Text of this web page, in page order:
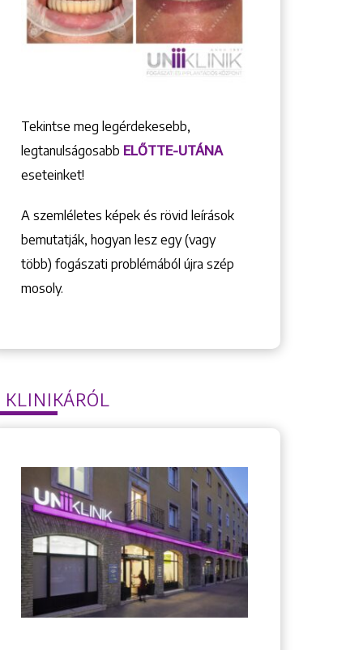
Tekintse meg legérdekesebb,
legtanulságosabb ELŐTTE-UTÁNA
eseteinket!
A szemléletes képek és rövid leírások
bemutatják, hogyan lesz egy (vagy
több) fogászati problémából újra szép
mosoly.
KLINIKÁRÓL